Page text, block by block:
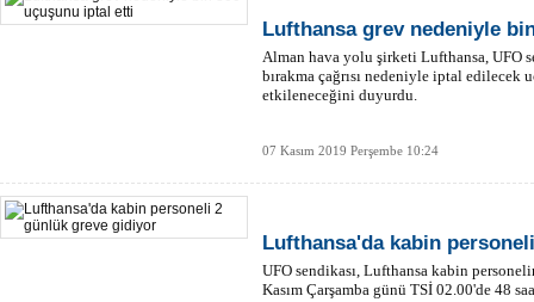
Lufthansa grev nedeniyle
Alman hava yolu şirketi Lufthansa, UFO
bırakma çağrısı nedeniyle iptal
etkileneceğini duyurdu.
07 Kasım 2019 Perşembe 10:24
Lufthansa'da kabin
UFO sendikası, Lufthansa kabin
Kasım Çarşamba günü TSİ 02.00'de 48